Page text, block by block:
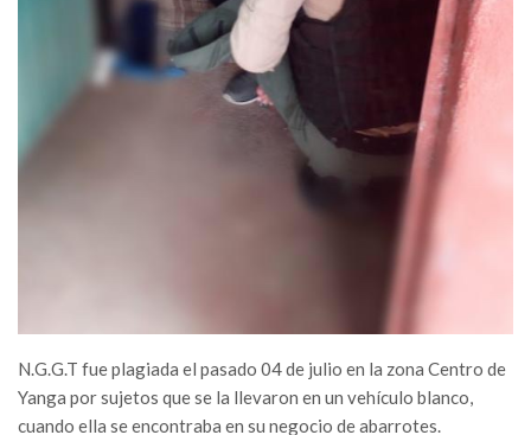
N.G.G.T fue plagiada el pasado 04 de julio en la zona Centro de
Yanga por sujetos que se la llevaron en un vehículo blanco,
cuando ella se encontraba en su negocio de abarrotes.